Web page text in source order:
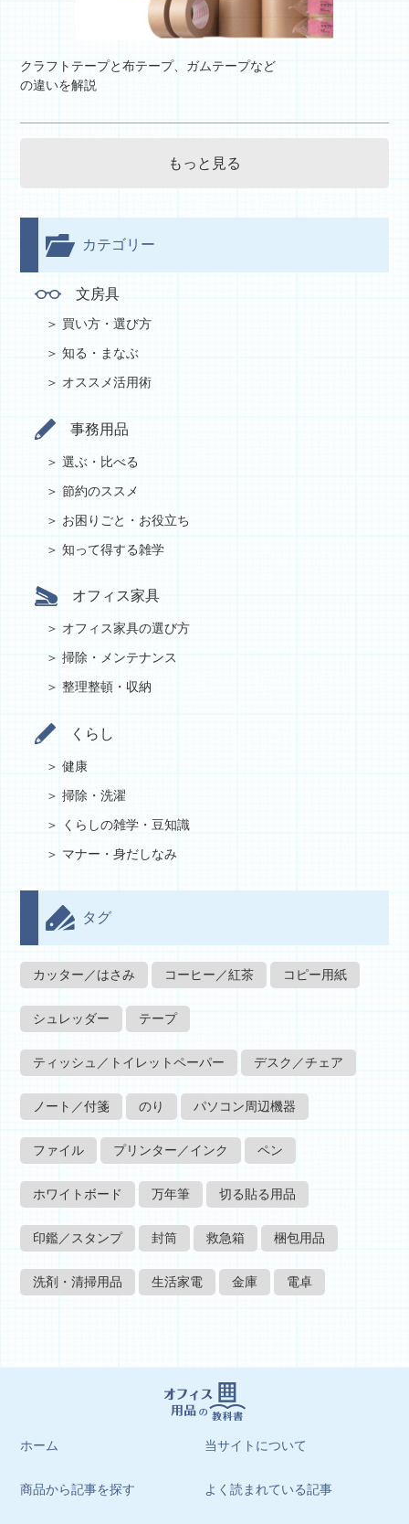
クラフトテープと布テープ、ガムテープなど
の違いを解説
もっと見る
カテゴリー
文房具
買い方・選び方
知る・まなぶ
オススメ活用術
事務用品
選ぶ・比べる
節約のススメ
お困りごと・お役立ち
知って得する雑学
オフィス家具
オフィス家具の選び方
掃除・メンテナンス
整理整頓・収納
くらし
健康
掃除・洗濯
くらしの雑学・豆知識
マナー・身だしなみ
タグ
カッター／はさみ コーヒー／紅茶 コピー用紙
シュレッダー テープ
ティッシュ／トイレットペーパー デスク／チェア
ノート／付箋 のり パソコン周辺機器
ファイル プリンター／インク ペン
ホワイトボード 万年筆 切る貼る用品
印鑑／スタンプ 封筒 救急箱 梱包用品
洗剤・清掃用品 生活家電 金庫 電卓
ホーム 当サイトについて
商品から記事を探す よく読まれている記事